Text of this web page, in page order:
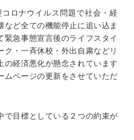
コロナウイルス問題で社会・経
など全ての機能停止に追い込ま
緊急事態宣言後のライフスタイ
ク・一斉休校・外出自粛などリ
の経済悪化が懸念されています
ムページの更新をさせていただ
で目標としている２つの約束が